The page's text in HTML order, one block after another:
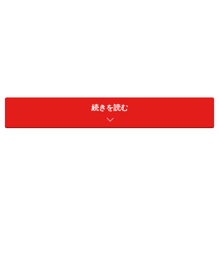
「IBスタート定期預金」
「とにかく短期間で効率よく増やしたい」という方に向
続きを読む